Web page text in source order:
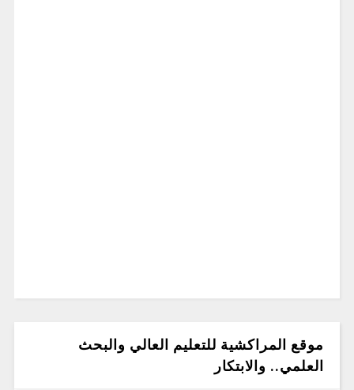
موقع المراكشية للتعليم العالي والبحث
العلمي.. والابتكار